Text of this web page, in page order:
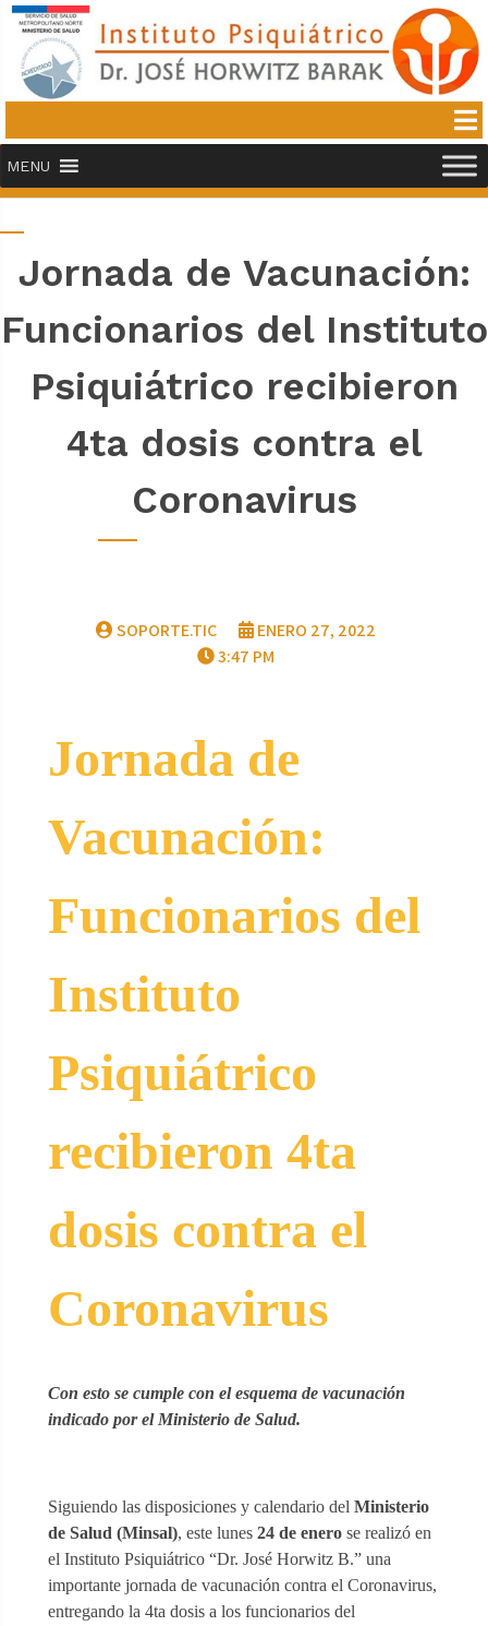
MENU
Jornada de Vacunación:
Funcionarios del Instituto
Psiquiátrico recibieron
4ta dosis contra el
Coronavirus
SOPORTE.TIC
ENERO 27, 2022
3:47 PM
Jornada de
Vacunación:
Funcionarios del
Instituto
Psiquiátrico
recibieron 4ta
dosis contra el
Coronavirus
Con esto se cumple con el esquema de vacunación
indicado por el Ministerio de Salud.
Siguiendo las disposiciones y calendario del Ministerio
de Salud (Minsal), este lunes 24 de enerose realizó en
el Instituto Psiquiátrico “Dr. José Horwitz B.” una
importante jornada de vacunación contra el Coronavirus,
entregando la 4ta dosis a los funcionarios del